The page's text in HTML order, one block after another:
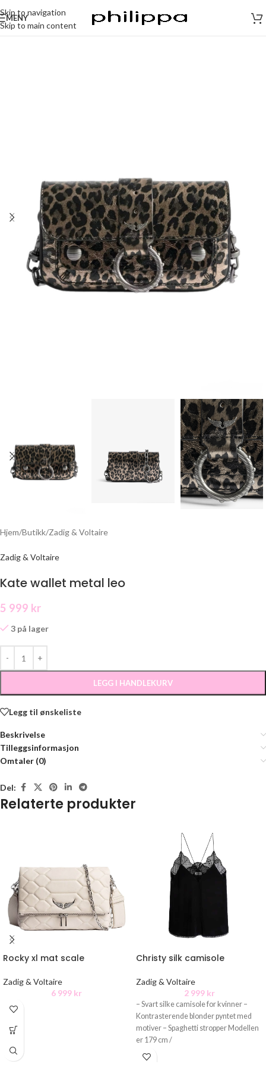
Skip to navigation
Skip to main content
MENY
Hjem/Butikk/Zadig & Voltaire
Zadig & Voltaire
Kate wallet metal leo
5 999 kr
3 på lager
LEGG I HANDLEKURV
Legg til ønskeliste
Beskrivelse
Tilleggsinformasjon
Omtaler (0)
Del:
Relaterte produkter
Rocky xl mat scale
Zadig & Voltaire
6 999 kr
Christy silk camisole
Zadig & Voltaire
2 999 kr
– Svart silke camisole for kvinner –
Kontrasterende blonder pyntet med
motiver – Spaghetti stropper Modellen
er 179 cm /